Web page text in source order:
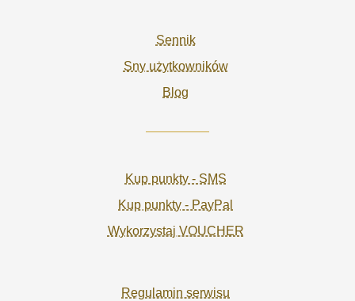
Sennik
Sny użytkowników
Blog
Kup punkty - SMS
Kup punkty - PayPal
Wykorzystaj VOUCHER
Regulamin serwisu